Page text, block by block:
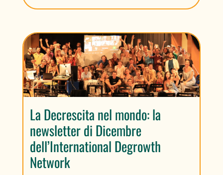
La Decrescita nel mondo: la
newsletter di Dicembre
dell’International Degrowth
Network